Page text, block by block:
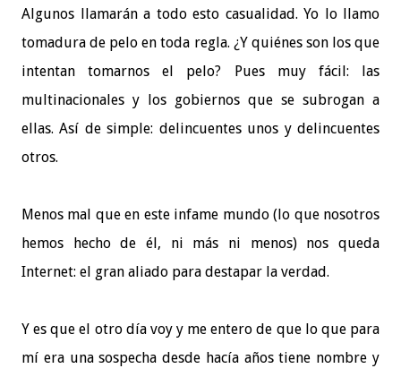
Algunos llamarán a todo esto casualidad. Yo lo llamo
tomadura de pelo en toda regla. ¿Y quiénes son los que
intentan tomarnos el pelo? Pues muy fácil: las
multinacionales y los gobiernos que se subrogan a
ellas. Así de simple: delincuentes unos y delincuentes
otros.
Menos mal que en este infame mundo (lo que nosotros
hemos hecho de él, ni más ni menos) nos queda
Internet: el gran aliado para destapar la verdad.
Y es que el otro día voy y me entero de que lo que para
mí era una sospecha desde hacía años tiene nombre y